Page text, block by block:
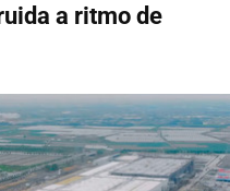
a ritmo de